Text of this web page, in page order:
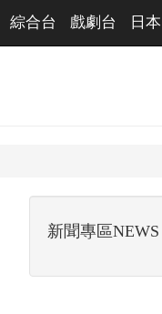
綜合台 戲劇台 日
新聞專區NEWS